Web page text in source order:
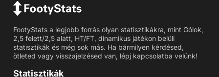
FootyStats a legjobb forrás olyan statisztikákra, mint Gólok,
2,5 felett/2,5 alatt, HT/FT, dinamikus játékon belüli
statisztikák és még sok más. Ha bármilyen kérdésed,
ötleted vagy visszajelzésed van, lépj kapcsolatba velünk!
Statisztikák